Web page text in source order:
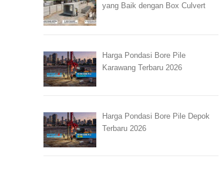
yang Baik dengan Box Culvert
Harga Pondasi Bore Pile
Karawang Terbaru 2026
Harga Pondasi Bore Pile Depok
Terbaru 2026